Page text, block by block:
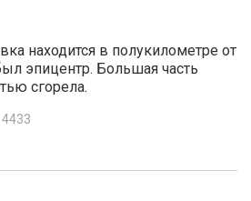
находится в полукилометре от
эпицентр. Большая часть
сгорела.